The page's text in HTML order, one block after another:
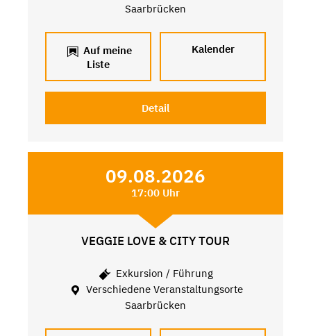
Saarbrücken
Auf meine
Liste
Kalender
Detail
09.08.2026
17:00 Uhr
VEGGIE LOVE & CITY TOUR
Exkursion / Führung
Verschiedene Veranstaltungsorte
Saarbrücken